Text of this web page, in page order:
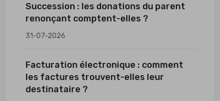
Succession : les donations du parent
renonçant comptent-elles ?
31-07-2026
Facturation électronique : comment
les factures trouvent-elles leur
destinataire ?